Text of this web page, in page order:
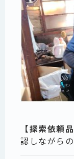
【探索依頼
認しながら